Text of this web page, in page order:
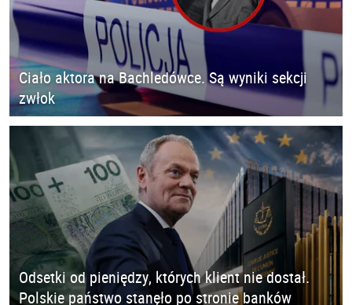
Ciało aktora na Bachledówce. Są wyniki sekcji
zwłok
Odsetki od pieniędzy, których klient nie dostał.
Polskie państwo stanęło po stronie banków